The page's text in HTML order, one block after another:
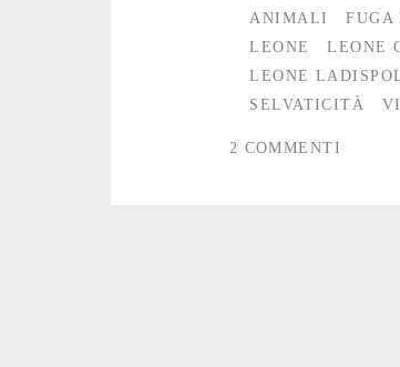
ANIMALI
FUGA
LEONE
LEONE
LEONE
SELVATICITÀ
2 COMMENTI